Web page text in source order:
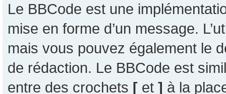
Le BBCode est une
mise en forme d’un message.
mais vous pouvez également le
de rédaction. Le BBCode est
entre des crochets [ et ] à la